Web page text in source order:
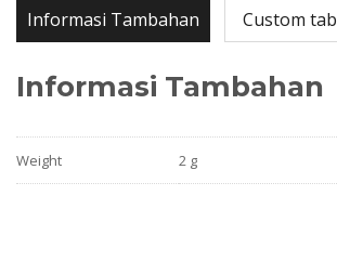
Informasi Tambahan Custom tab
Informasi Tambahan
Weight 2 g